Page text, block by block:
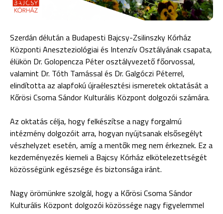
Szerdán délután a Budapesti Bajcsy-Zsilinszky Kórház
Központi Aneszteziológiai és Intenzív Osztályának csapata,
élükön Dr. Golopencza Péter osztályvezető főorvossal,
valamint Dr. Tóth Tamással és Dr. Galgóczi Péterrel,
elindította az alapfokú újraélesztési ismeretek oktatását a
Kőrösi Csoma Sándor Kulturális Központ dolgozói számára.
Az oktatás célja, hogy felkészítse a nagy forgalmú
intézmény dolgozóit arra, hogyan nyújtsanak elsősegélyt
vészhelyzet esetén, amíg a mentők meg nem érkeznek. Ez a
kezdeményezés kiemeli a Bajcsy Kórház elkötelezettségét
közösségünk egészsége és biztonsága iránt.
Nagy örömünkre szolgál, hogy a Kőrösi Csoma Sándor
Kulturális Központ dolgozói közössége nagy figyelemmel